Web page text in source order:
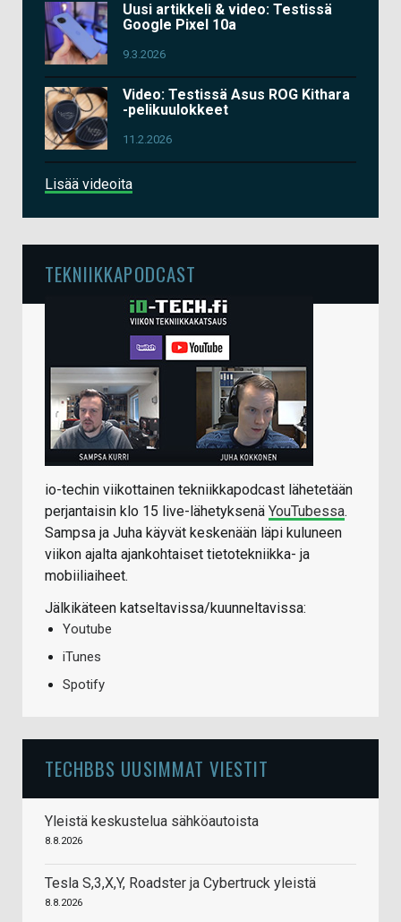
Uusi artikkeli & video: Testissä
Google Pixel 10a
9.3.2026
Video: Testissä Asus ROG Kithara
-pelikuulokkeet
11.2.2026
Lisää videoita
TEKNIIKKAPODCAST
io-techin viikottainen tekniikkapodcast lähetetään
perjantaisin klo 15 live-lähetyksenä YouTubessa.
Sampsa ja Juha käyvät keskenään läpi kuluneen
viikon ajalta ajankohtaiset tietotekniikka- ja
mobiiliaiheet.
Jälkikäteen katseltavissa/kuunneltavissa:
Youtube
iTunes
Spotify
TECHBBS UUSIMMAT VIESTIT
Yleistä keskustelua sähköautoista
8.8.2026
Tesla S,3,X,Y, Roadster ja Cybertruck yleistä
8.8.2026